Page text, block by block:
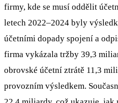
firmy, kde se musí oddělit
letech 2022–2024 byly
účetními dopady spojení a
firma vykázala tržby 39,3
obrovské účetní ztrátě 11,3
provozním výsledkem.